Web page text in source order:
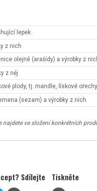
lepek
z nich
olejné (arašídy) a výrobky z
z něj
plody, tj. mandle, lískové
(sezam) a výrobky z nich
najdete ve složení konkrétních
Sdílejte Tiskněte